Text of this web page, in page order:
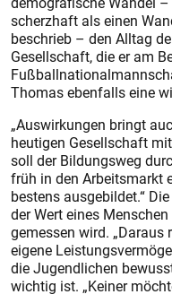
scherzhaft als einen
beschrieb – den Alltag
Gesellschaft, die er am
Thomas ebenfalls eine
„Auswirkungen bringt
heutigen Gesellschaft
soll der Bildungsweg
früh in den Arbeitsmarkt
bestens ausgebildet.“
der Wert eines
gemessen wird. „Daraus
eigene
die Jugendlichen
wichtig ist. „Keiner